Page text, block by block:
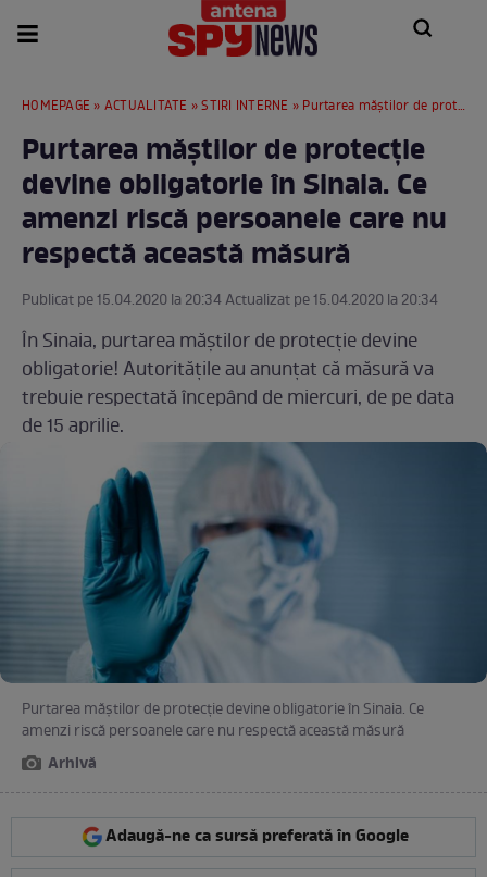
HOMEPAGE » ACTUALITATE »STIRI INTERNE » Purtarea măștilor de protecţie devine obligatorie în Sinaia. Ce amenzi riscă persoanele care nu respectă această măsură
Purtarea măștilor de protecţie
devine obligatorie în Sinaia. Ce
amenzi riscă persoanele care nu
respectă această măsură
Publicat pe 15.04.2020 la 20:34 Actualizat pe 15.04.2020 la 20:34
În Sinaia, purtarea măștilor de protecție devine
obligatorie! Autoritățile au anunțat că măsură va
trebuie respectată începând de miercuri, de pe data
de 15 aprilie.
Purtarea măștilor de protecţie devine obligatorie în Sinaia. Ce
amenzi riscă persoanele care nu respectă această măsură
Arhivă
Adaugă-ne ca sursă preferată în Google